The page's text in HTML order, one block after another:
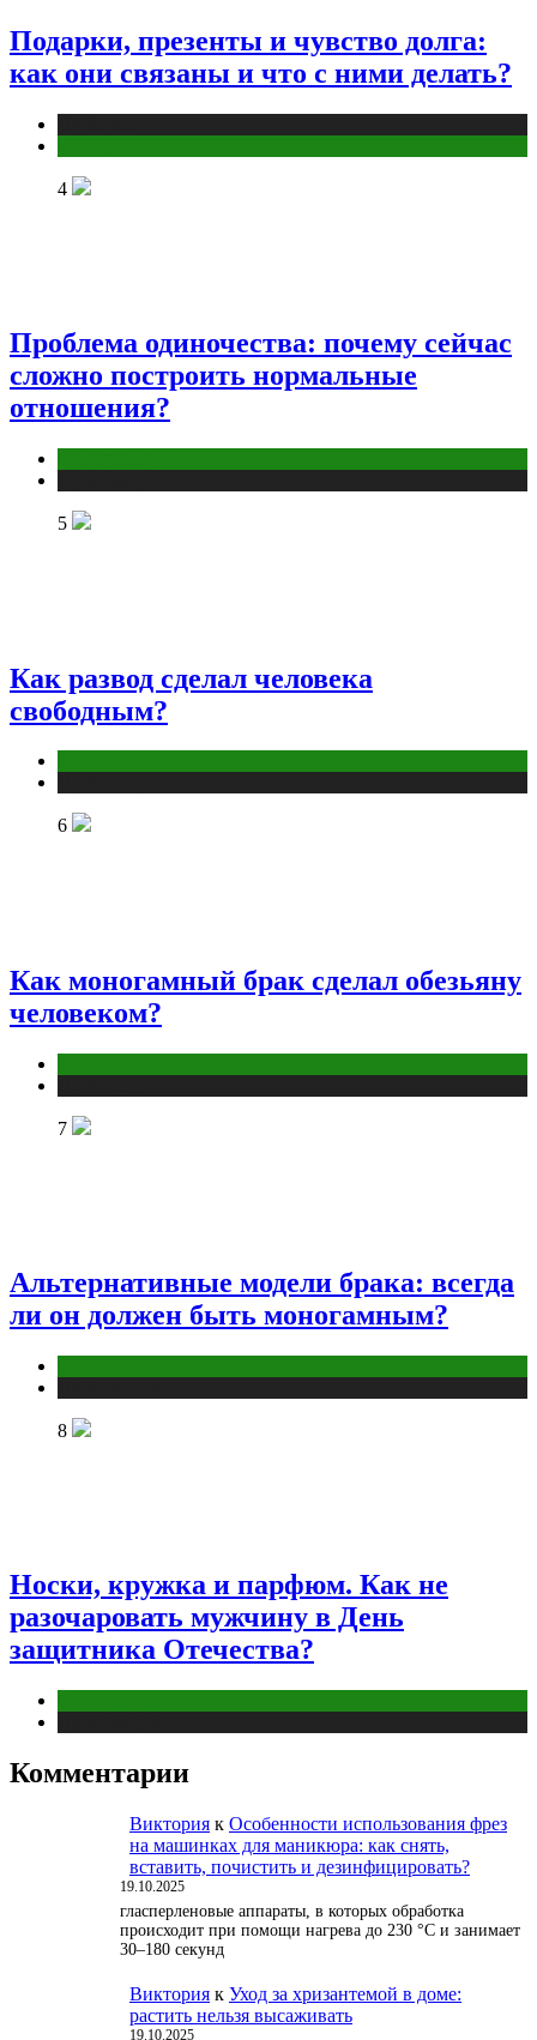
Подарки, презенты и чувство долга:
как они связаны и что с ними делать?
4
Проблема одиночества: почему сейчас
сложно построить нормальные
отношения?
5
Как развод сделал человека
свободным?
6
Как моногамный брак сделал обезьяну
человеком?
7
Альтернативные модели брака: всегда
ли он должен быть моногамным?
8
Носки, кружка и парфюм. Как не
разочаровать мужчину в День
защитника Отечества?
Комментарии
Виктория к Особенности использования фрез
на машинках для маникюра: как снять,
вставить, почистить и дезинфицировать?
19.10.2025
гласперленовые аппараты, в которых обработка
происходит при помощи нагрева до 230 °С и занимает
30–180 секунд
Виктория к Уход за хризантемой в доме:
растить нельзя высаживать
19.10.2025